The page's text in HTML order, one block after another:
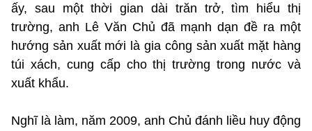
ấy, sau một thời gian dài trăn trở, tìm hiểu thị
trường, anh Lê Văn Chủ đã mạnh dạn đề ra một
hướng sản xuất mới là gia công sản xuất mặt hàng
túi xách, cung cấp cho thị trường trong nước và
xuất khẩu.
Nghĩ là làm, năm 2009, anh Chủ đánh liều huy động